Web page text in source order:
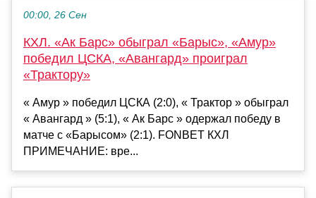
00:00, 26 Сен
КХЛ. «Ак Барс» обыграл «Барыс», «Амур»
победил ЦСКА, «Авангард» проиграл
«Трактору»
« Амур » победил ЦСКА (2:0), « Трактор » обыграл
« Авангард » (5:1), « Ак Барс » одержал победу в
матче с «Барысом» (2:1). FONBET КХЛ
ПРИМЕЧАНИЕ: вре...